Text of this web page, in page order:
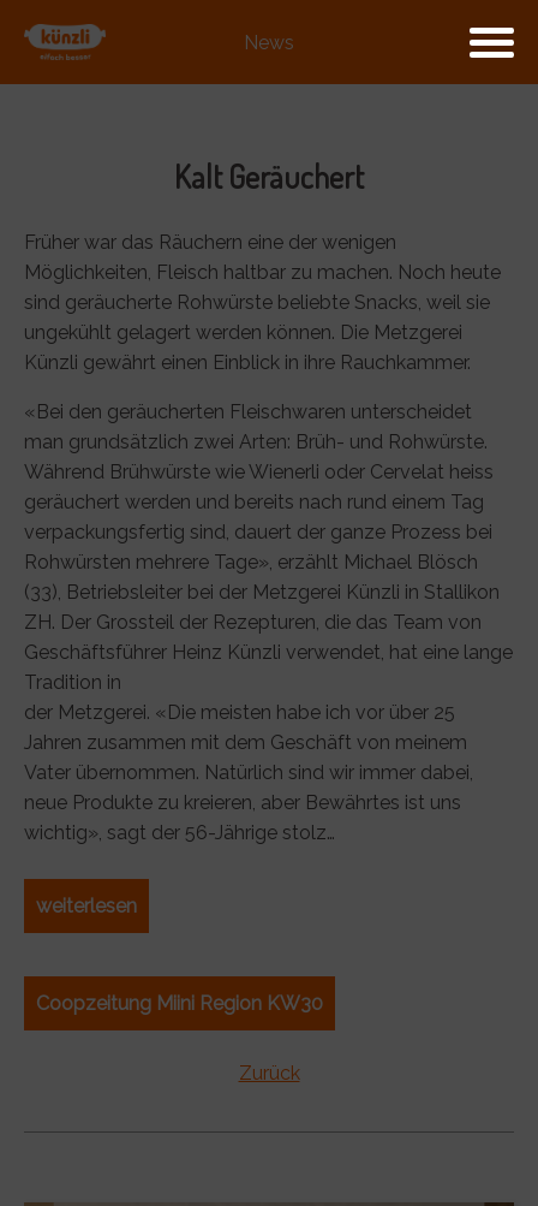
News
Kalt Geräuchert
Früher war das Räuchern eine der wenigen
Möglichkeiten, Fleisch haltbar zu machen. Noch heute
sind geräucherte Rohwürste beliebte Snacks, weil sie
ungekühlt gelagert werden können. Die Metzgerei
Künzli gewährt einen Einblick in ihre Rauchkammer.
«Bei den geräucherten Fleischwaren unterscheidet
man grundsätzlich zwei Arten: Brüh- und Rohwürste.
Während Brühwürste wie Wienerli oder Cervelat heiss
geräuchert werden und bereits nach rund einem Tag
verpackungsfertig sind, dauert der ganze Prozess bei
Rohwürsten mehrere Tage», erzählt Michael Blösch
(33), Betriebsleiter bei der Metzgerei Künzli in Stallikon
ZH. Der Grossteil der Rezepturen, die das Team von
Geschäftsführer Heinz Künzli verwendet, hat eine lange
Tradition in
der Metzgerei. «Die meisten habe ich vor über 25
Jahren zusammen mit dem Geschäft von meinem
Vater übernommen. Natürlich sind wir immer dabei,
neue Produkte zu kreieren, aber Bewährtes ist uns
wichtig», sagt der 56-Jährige stolz…
weiterlesen
Coopzeitung Miini Region KW30
Zurück